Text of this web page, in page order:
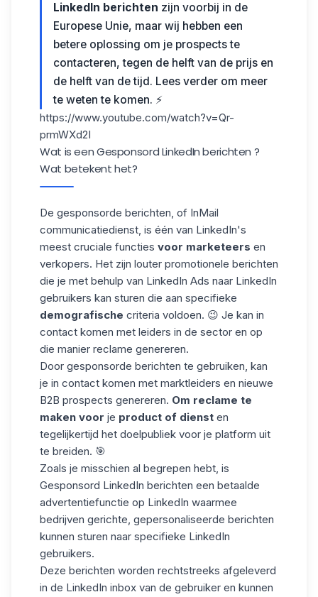
LinkedIn berichten zijn voorbij in de
Europese Unie, maar wij hebben een
betere oplossing om je prospects te
contacteren, tegen de helft van de prijs en
de helft van de tijd. Lees verder om meer
te weten te komen. ⚡
https://www.youtube.com/watch?v=Qr-
prmWXd2I
Wat is een Gesponsord LinkedIn berichten ?
Wat betekent het?
De gesponsorde berichten, of InMail
communicatiedienst, is één van LinkedIn's
meest cruciale functies voor marketeers en
verkopers. Het zijn louter promotionele berichten
die je met behulp van LinkedIn Ads naar LinkedIn
gebruikers kan sturen die aan specifieke
demografische criteria voldoen. 😉 Je kan in
contact komen met leiders in de sector en op
die manier reclame genereren.
Door gesponsorde berichten te gebruiken, kan
je in contact komen met marktleiders en nieuwe
B2B prospects genereren. Om reclame te
maken voor je product of dienst en
tegelijkertijd het doelpubliek voor je platform uit
te breiden. 🎯
Zoals je misschien al begrepen hebt, is
Gesponsord LinkedIn berichten een betaalde
advertentiefunctie op LinkedIn waarmee
bedrijven gerichte, gepersonaliseerde berichten
kunnen sturen naar specifieke LinkedIn
gebruikers.
Deze berichten worden rechtstreeks afgeleverd
in de LinkedIn inbox van de gebruiker en kunnen